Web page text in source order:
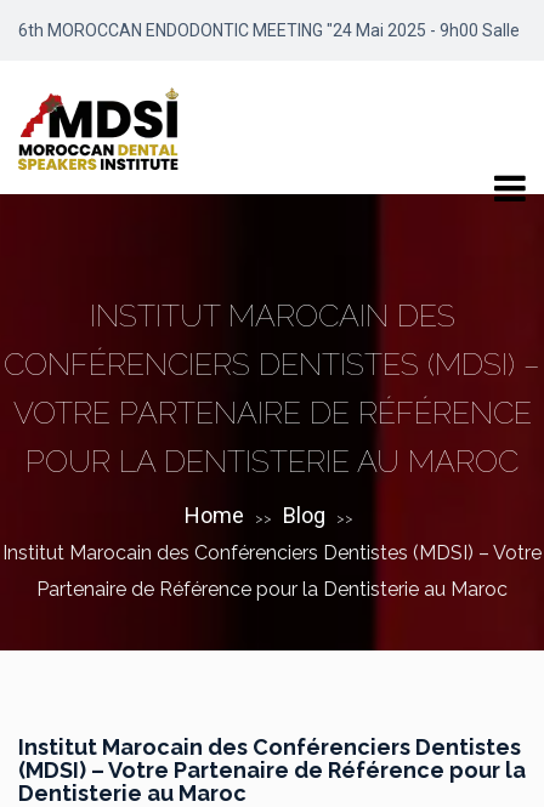
6th MOROCCAN ENDODONTIC MEETING "24 Mai 2025 - 9h00 Salle
Meydene / Marrakech"
INSTITUT MAROCAIN DES
CONFÉRENCIERS DENTISTES (MDSI) –
VOTRE PARTENAIRE DE RÉFÉRENCE
POUR LA DENTISTERIE AU MAROC
Home >> Blog >>
Institut Marocain des Conférenciers Dentistes (MDSI) – Votre
Partenaire de Référence pour la Dentisterie au Maroc
Institut Marocain des Conférenciers Dentistes
(MDSI) – Votre Partenaire de Référence pour la
Dentisterie au Maroc